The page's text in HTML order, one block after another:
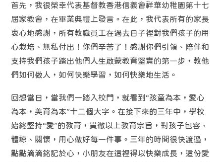
首先，我很榮幸代表基督教香港信義會祥華幼稚園第十七
屆家教會，在畢業典禮上發言。在此，我代表所有的家長
衷心地感謝，所有教職員工在過去日子裡對我們孩子的用
心栽培、無私付出！你們辛苦了！感謝你們引領、陪伴和
支持我們孩子踏出他們人生啟蒙教育堅實的第一步，教他
們如何做人，如何快樂學習，如何快樂地生活。
回想當日，當我們一踏入校門，就看到“孩童為本，愛心
為本，美育為本”十二個大字。在接下來的三年中，學校
始終堅持“愛”的教育，貫徹以上教育宗旨，對孩子包容、
體諒、關懷，用心做好每一件事。三年的時間很快渡過，
點點滴滴銘記於心，小朋友在這裡得以快樂成長，這份愛